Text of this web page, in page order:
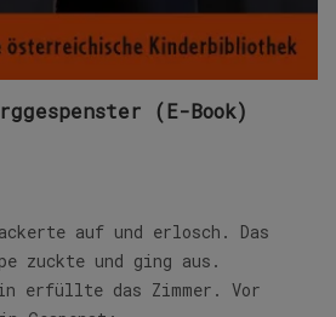
(E-Book)
auf und erlosch. Das
zuckte und ging aus.
erfüllte das Zimmer. Vor